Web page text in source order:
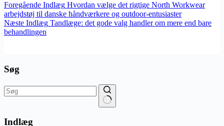
Foregående Indlæg Hvordan vælge det rigtige North Workwear
arbejdstøj til danske håndværkere og outdoor-entusiaster
Næste Indlæg Tandlæge: det gode valg handler om mere end bare
behandlingen
Søg
resultater
Indlæg